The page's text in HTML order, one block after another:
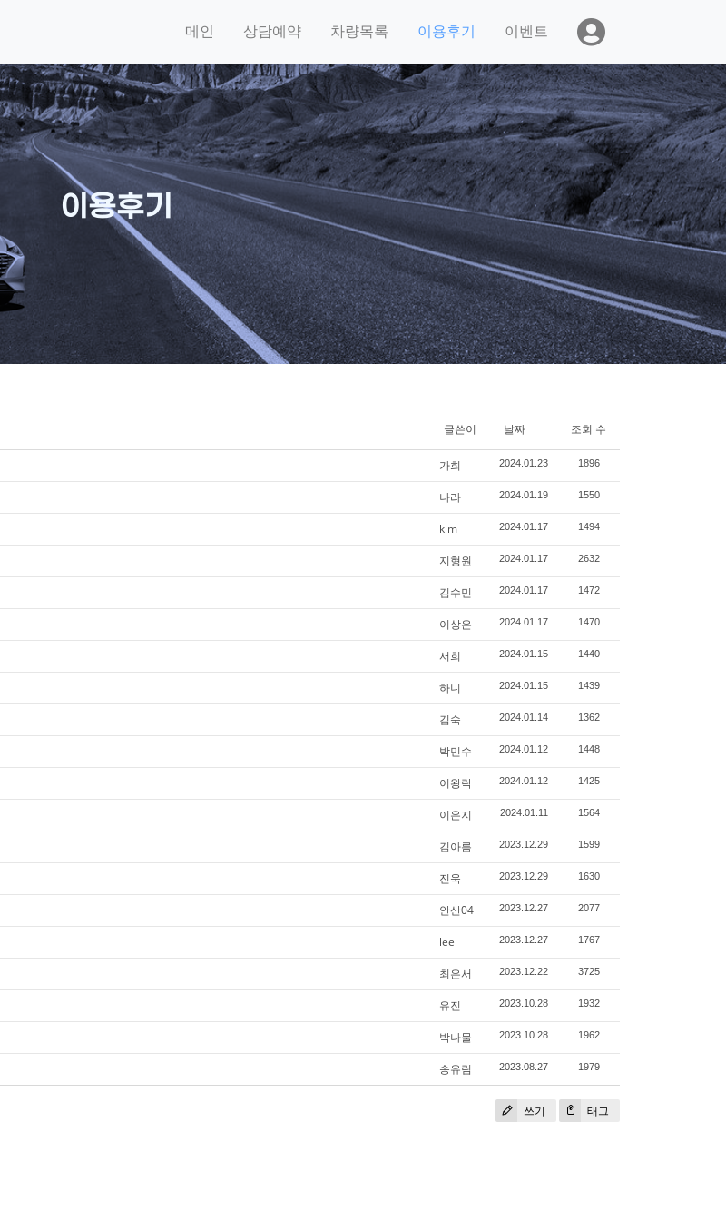
메인 상담예약 차량목록 이용후기 이벤트
이용후기
글쓴이 날짜 조회 수
가희 2024.01.23 1896
나라 2024.01.19 1550
kim 2024.01.17 1494
지형원 2024.01.17 2632
김수민 2024.01.17 1472
이상은 2024.01.17 1470
서희 2024.01.15 1440
하니 2024.01.15 1439
김숙 2024.01.14 1362
박민수 2024.01.12 1448
이왕락 2024.01.12 1425
이은지 2024.01.11 1564
김아름 2023.12.29 1599
진욱 2023.12.29 1630
안산04 2023.12.27 2077
lee 2023.12.27 1767
최은서 2023.12.22 3725
유진 2023.10.28 1932
박나물 2023.10.28 1962
송유림 2023.08.27 1979
쓰기 태그